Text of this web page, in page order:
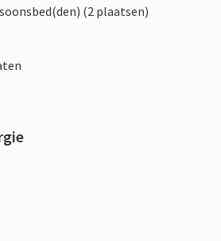
(2 plaatsen)